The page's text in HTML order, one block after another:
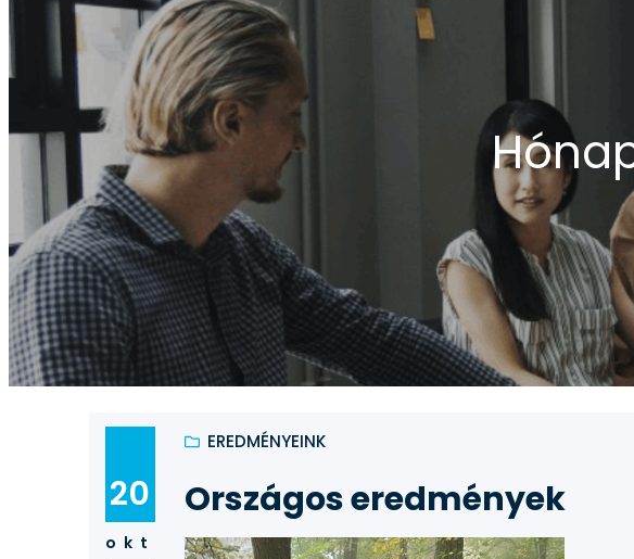
20
okt
EREDMÉNYEINK
Országos eredmények